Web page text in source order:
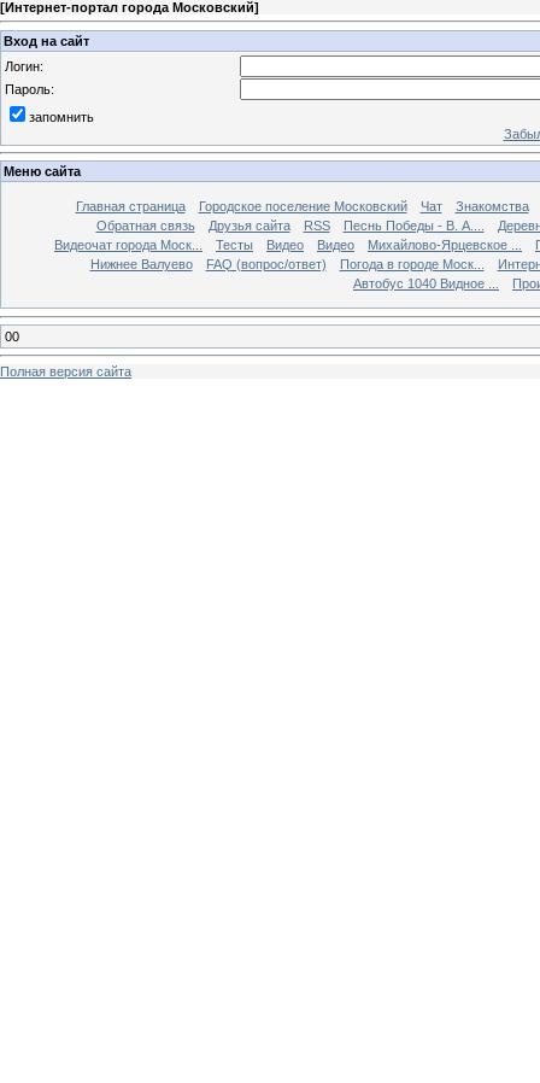
[Интернет-портал города Московский]
Вход на сайт
Логин:
Пароль:
запомнить
Меню сайта
Главная страница Городское поселение Московский Чат
Знакомства
Обратная связь
Друзья сайта RSS Песнь Победы - В. А....
Видеочат города Моск...
Тесты Видео Видео Михайлово-Ярцевское ...
Нижнее Валуево
FAQ (вопрос/ответ) Погода в городе Моск...
Автобус 1040 Видное ...
00
Полная версия сайта